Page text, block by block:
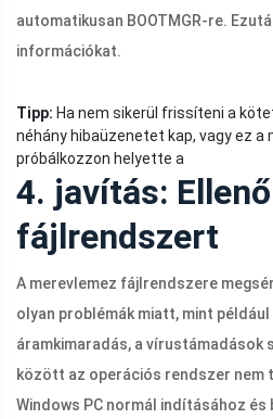
automatikusan BOOTMGR-re.
információkat.
Tipp: Ha nem sikerül frissíteni a
néhány hibaüzenetet kap, vagy ez a
próbálkozzon helyette a
4. javítás:
fájlrendszert
A merevlemez fájlrendszere
olyan problémák miatt, mint például
áramkimaradás, a vírustámadások
között az operációs rendszer nem
Windows PC normál indításához és